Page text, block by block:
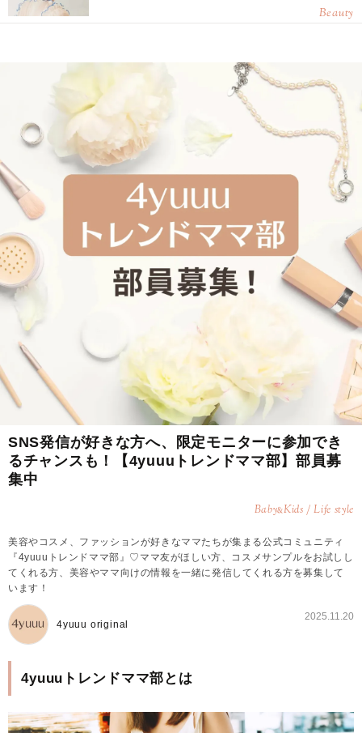
Beauty
SNS発信が好きな方へ、限定モニターに参加でき
るチャンスも！【4yuuuトレンドママ部】部員募
集中
Baby&Kids / Life style
美容やコスメ、ファッションが好きなママたちが集まる公式コミュニティ
『4yuuuトレンドママ部』♡ママ友がほしい方、コスメサンプルをお試しし
てくれる方、美容やママ向けの情報を一緒に発信してくれる方を募集して
います！
4yuuu original
2025.11.20
4yuuuトレンドママ部とは